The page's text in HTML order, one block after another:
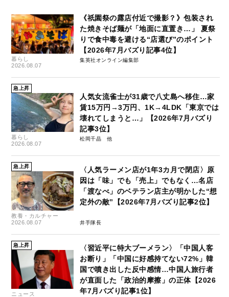
暮らし
2026.08.07
《祇園祭の露店付近で撮影？》包装され
た焼きそば麺が「地面に直置き…」 夏祭
りで食中毒を避ける“店選び”のポイント
【2026年7月バズり記事4位】
集英社オンライン編集部
急上昇
暮らし
2026.08.07
人気女流雀士が31歳で八丈島へ移住…家
賃15万円→3万円、1K→4LDK「東京では
壊れてしまうと…」【2026年7月バズり
記事3位】
松岡千晶
急上昇
教養・カルチャー
2026.08.07
〈人気ラーメン店が1年3カ月で閉店〉原
因は「味」でも「売上」でもなく…名店
「渡なべ」のベテラン店主が明かした“想
定外の敵”【2026年7月バズり記事2位】
井手隊長
急上昇
ニュース
〈習近平に特大ブーメラン〉「中国人客
お断り」「中国に好感持てない72%」韓
国で噴き出した反中感情…中国人旅行者
が直面した「政治的摩擦」の正体【2026
年7月バズり記事1位】